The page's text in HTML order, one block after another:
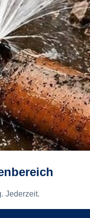
Jederzeit.